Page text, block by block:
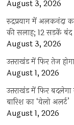
August 3, 2026
रुद्रप्रयाग में अलकनंदा
की सलाह; 12 सड़कें बंद
August 3, 2026
उत्तराखंड में फिर तेज
August 1, 2026
उत्तराखंड में फिर
बारिश का ‘येलो अलर्ट’
August 1, 2026